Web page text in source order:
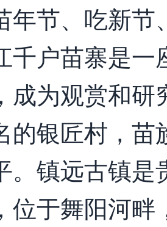
年节、吃新
千户苗寨是
成为观赏和
的银匠村，
。镇远古镇
位于舞阳河